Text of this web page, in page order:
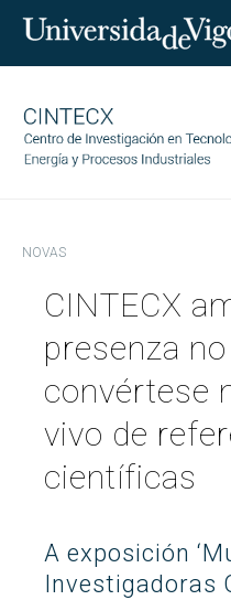
Investigación
Transferencia
Ciencia e sociedade
Igualdade
ES EN Search
por:
NOVAS
CINTECX
presenza
convértese
vivo de
científicas
A exposición
Investigadoras